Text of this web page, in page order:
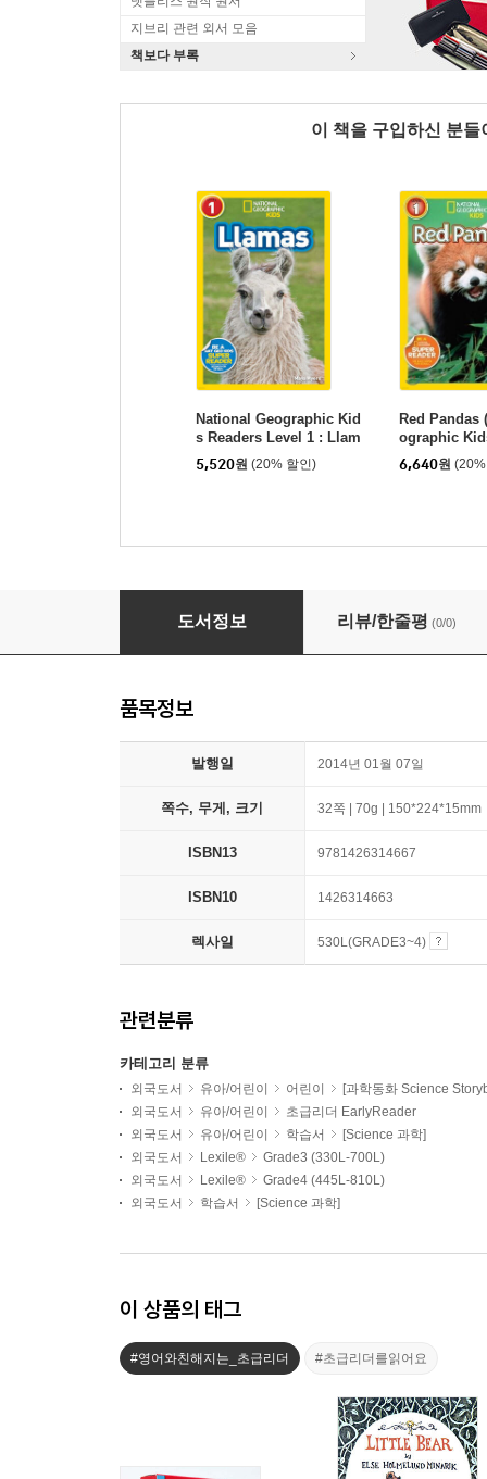
지브리 관련 외서 모음
책보다 부록
이 책을 구입하신 분
National Geographic Kid
s Readers Level 1 : Llam
as
5,520원 (20% 할인)
Red Pandas
ographic
Level 1)
6,640원
도서정보 리뷰/한줄평 (0/0)
품목정보
발행일 2014년 01월 07일
쪽수, 무게, 크기 32쪽 | 70g | 150*224*15mm
ISBN13 9781426314667
ISBN10 1426314663
렉사일 530L(GRADE3~4)
관련분류
카테고리 분류
외국도서 유아/어린이 어린이
[과학동화 Science
외국도서
유아/어린이
초급리더 EarlyReader
외국도서
유아/어린이 학습서
[Science 과학]
외국도서
Lexile®
Grade3 (330L-700L)
외국도서
Lexile®
Grade4 (445L-810L)
외국도서
학습서 [Science 과학]
이 상품의 태그
#영어와친해지는_초급리더 #초급리더를읽어요